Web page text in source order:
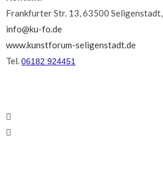
Frankfurter Str. 13, 63500 Seligenstadt,
info@ku-fo.de
www.kunstforum-seligenstadt.de
Tel.06182 924451